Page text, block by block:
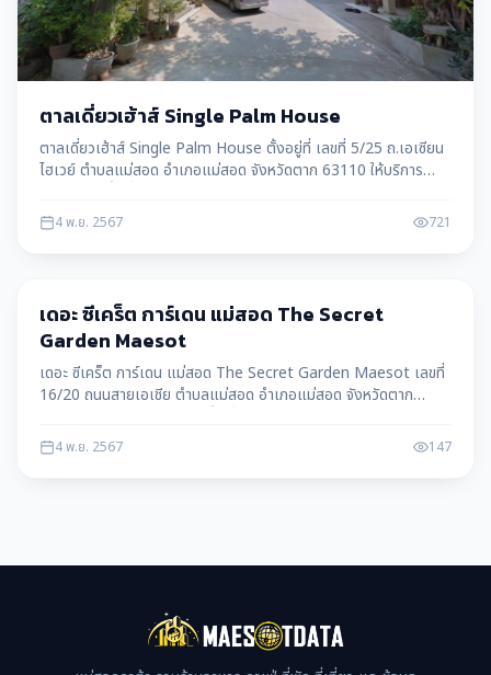
ตาลเดี่ยวเฮ้าส์ Single Palm House
ตาลเดี่ยวเฮ้าส์ Single Palm House ตั้งอยู่ที่ เลขที่ 5/25 ถ.เอเซียน
ไฮเวย์ ตำบลแม่สอด อำเภอแม่สอด จังหวัดตาก 63110 ให้บริการ
4 พ.ย. 2567 721
เดอะ ซีเคร็ต การ์เดน แม่สอด The Secret
Garden Maesot
เดอะ ซีเคร็ต การ์เดน แม่สอด The Secret Garden Maesot เลขที่
16/20 ถนนสายเอเชีย ตำบลแม่สอด อำเภอแม่สอด จังหวัดตาก
4 พ.ย. 2567 147